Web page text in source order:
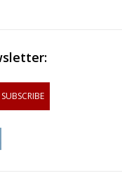
SUBSCRIBE